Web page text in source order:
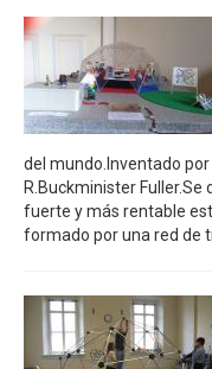
del mundo.Inventado
R.Buckminister
fuerte y más rentable
formado por una red de